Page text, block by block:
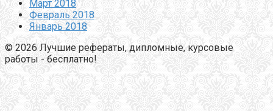
Март 2018
Февраль 2018
Январь 2018
© 2026 Лучшие рефераты, дипломные, курсовые
работы - бесплатно!